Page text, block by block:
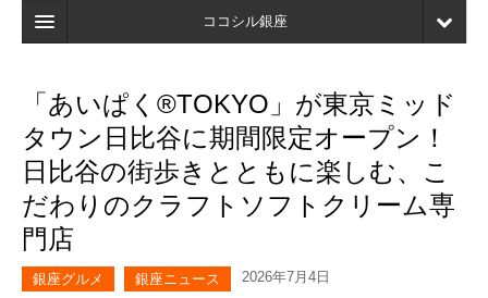
ココシル銀座
検索
店舗・施設最新情報
口コミ
マイページ
ブックマーク
「あいぱく®TOKYO」が東京ミッド
タウン日比谷に期間限定オープン！
日比谷の街歩きとともに楽しむ、こ
だわりのクラフトソフトクリーム専
門店
銀座グルメ 銀座ニュース 2026年7月4日